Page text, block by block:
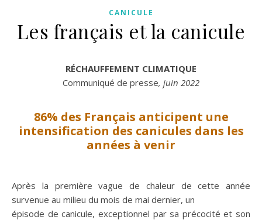
CANICULE
Les français et la canicule
RÉCHAUFFEMENT CLIMATIQUE
Communiqué de presse, juin 2022
86% des Français anticipent une
intensification des canicules dans les
années à venir
Après la première vague de chaleur de cette année
survenue au milieu du mois de mai dernier, un
épisode de canicule, exceptionnel par sa précocité et son